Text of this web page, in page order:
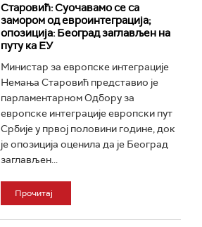
Старовић: Суочавамо се са
замором од евроинтеграција;
опозиција: Београд заглављен на
путу ка ЕУ
Министар за европске интеграције
Немања Старовић представио је
парламентарном Одбору за
европске интеграције европски пут
Србије у првој половини године, док
је опозиција оценила да је Београд
заглављен...
Прочитај